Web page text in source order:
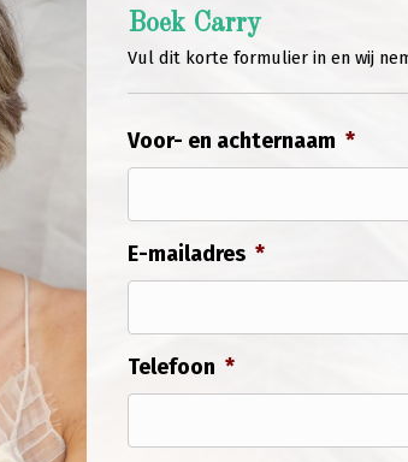
Boek Carry
Vul dit korte formulier in en wij
Voor- en achternaam *
E-mailadres *
Telefoon *